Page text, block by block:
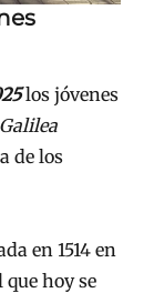
los jóvenes
de los
en 1514 en
hoy se